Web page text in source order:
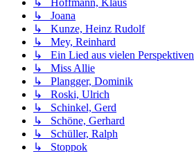
↳ Hoffmann, Klaus
↳ Joana
↳ Kunze, Heinz Rudolf
↳ Mey, Reinhard
↳ Ein Lied aus vielen Perspektiven
↳ Miss Allie
↳ Plangger, Dominik
↳ Roski, Ulrich
↳ Schinkel, Gerd
↳ Schöne, Gerhard
↳ Schüller, Ralph
↳ Stoppok